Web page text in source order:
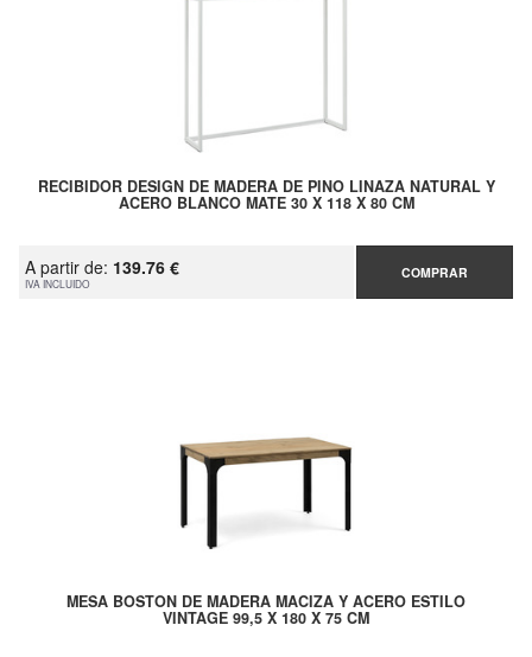
RECIBIDOR DESIGN DE MADERA DE PINO LINAZA NATURAL Y
ACERO BLANCO MATE 30 X 118 X 80 CM
A partir de: 139.76 €
IVA INCLUIDO
COMPRAR
MESA BOSTON DE MADERA MACIZA Y ACERO ESTILO
VINTAGE 99,5 X 180 X 75 CM